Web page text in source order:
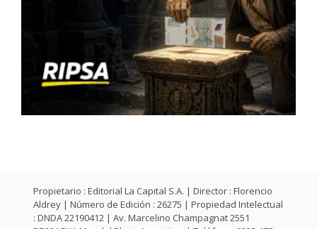
Propietario : Editorial La Capital S.A. | Director : Florencio
Aldrey | Número de Edición : 26275 | Propiedad Intelectual
: DNDA 22190412 | Av. Marcelino Champagnat 2551